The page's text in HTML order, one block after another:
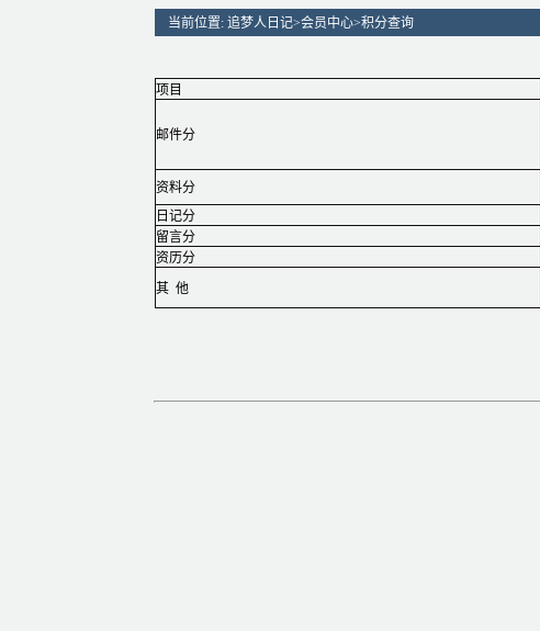
当前位置: 追梦人日记>会员中心>积分查询
项目
邮件分
资料分
日记分
留言分
资历分
其 他